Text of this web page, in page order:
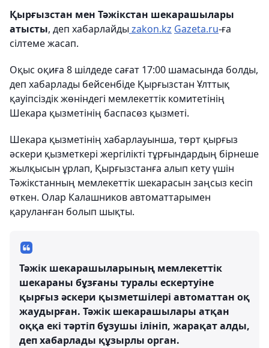
Қырғызстан мен Тәжікстан шекарашылары
атысты, деп хабарлайды zakon.kz Gazeta.ru-ға
сілтеме жасап.
Оқыс оқиға 8 шілдеде сағат 17:00 шамасында болды,
деп хабарлады бейсенбіде Қырғызстан Ұлттық
қауіпсіздік жөніндегі мемлекеттік комитетінің
Шекара қызметінің баспасөз қызметі.
Шекара қызметінің хабарлауынша, төрт қырғыз
әскери қызметкері жергілікті тұрғындардың бірнеше
жылқысын ұрлап, Қырғызстанға алып кету үшін
Тәжікстанның мемлекеттік шекарасын заңсыз кесіп
өткен. Олар Калашников автоматтарымен
қаруланған болып шықты.
Тәжік шекарашыларының мемлекеттік
шекараны бұзғаны туралы ескертуіне
қырғыз әскери қызметшілері автоматтан оқ
жаудырған. Тәжік шекарашылары атқан
оққа екі тәртіп бұзушы ілініп, жарақат алды,
деп хабарлады құзырлы орган.